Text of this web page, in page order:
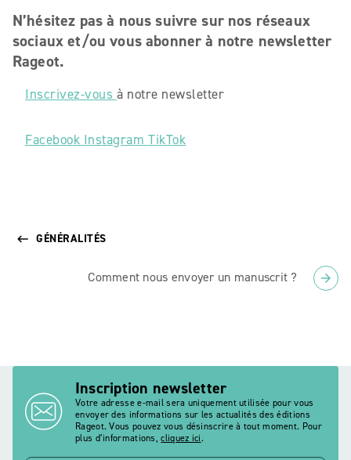
N’hésitez pas à nous suivre sur nos réseaux
sociaux et/ou vous abonner à notre newsletter
Rageot.
Inscrivez-vous à notre newsletter
Facebook InstagramTikTok
keyboard_backspace GÉNÉRALITÉS
Comment nous envoyer un manuscrit ? arrow_forward
Inscription newsletter
Votre adresse e-mail sera uniquement utilisée pour vous
envoyer des informations sur les actualités des éditions
Rageot. Vous pouvez vous désinscrire à tout moment. Pour
plus d’informations,cliquez ici.